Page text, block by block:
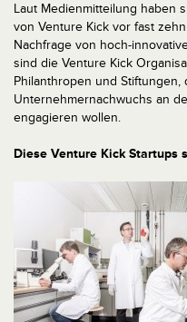
Laut Medienmitteilung haben
von Venture Kick vor fast
Nachfrage von hoch-
sind die Venture Kick
Philanthropen und Stiftungen,
Unternehmernachwuchs an
engagieren wollen.
Diese Venture Kick Startups